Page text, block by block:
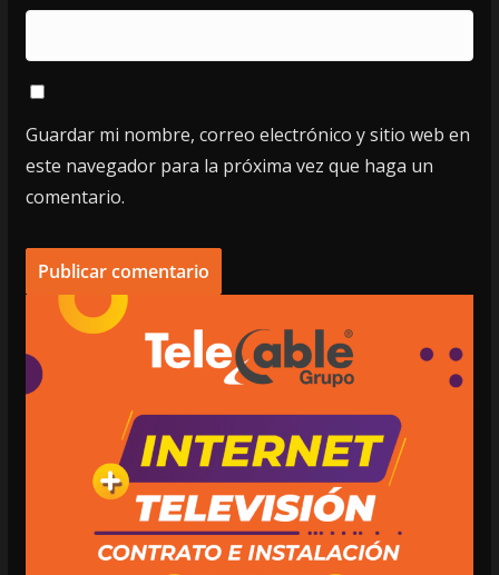
Guardar mi nombre, correo electrónico y sitio web en
este navegador para la próxima vez que haga un
comentario.